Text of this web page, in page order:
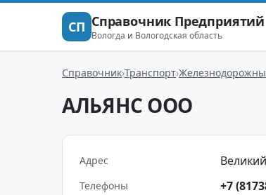
СП Справочник Предприятий
Вологда и Вологодская область
Справочник Транспорт
АЛЬЯНС ООО
Адрес
Телефоны +7